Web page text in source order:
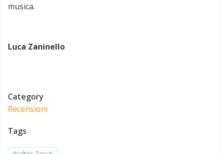
musica.
Luca Zaninello
Category
Recensioni
Tags